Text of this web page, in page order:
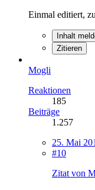
Einmal editiert,
Inhalt
Zitieren
Mogli
Reaktionen
185
Beiträge
1.257
25. Mai
#10
Zitat von